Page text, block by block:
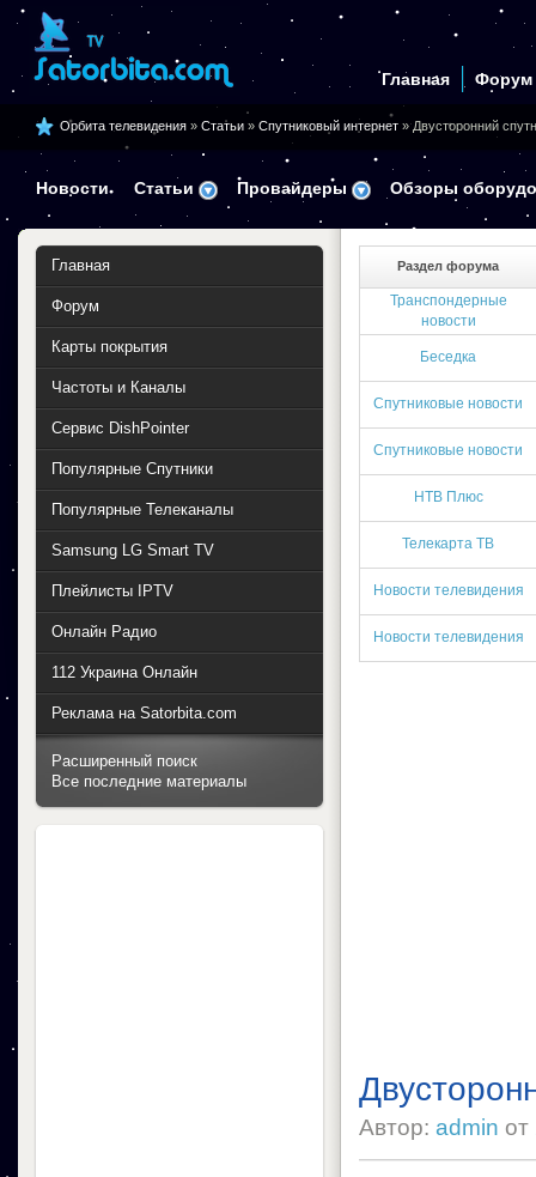
Главная Форум
Орбита телевидения » Статьи » Спутниковый интернет » Двусторонний
Новости Статьи Провайдеры Обзоры
Раздел форума
Транспондерные
новости
Беседка
Спутниковые новости
Спутниковые новости
НТВ Плюс
Телекарта ТВ
Новости телевидения
Новости телевидения
Автор: admin от
Главная
Форум
Карты покрытия
Частоты и Каналы
Сервис DishPointer
Популярные Спутники
Популярные Телеканалы
Samsung LG Smart TV
Плейлисты IPTV
Онлайн Радио
112 Украина Онлайн
Реклама на Satorbita.com
Расширенный поиск
Все последние материалы